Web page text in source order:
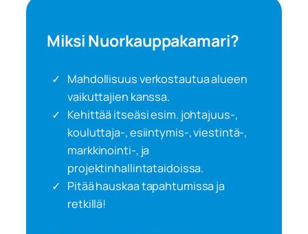
Miksi Nuorkauppakamari?
Mahdollisuus verkostautua alueen
vaikuttajien kanssa.
Kehittää itseäsi esim. johtajuus-,
kouluttaja-, esiintymis-, viestintä-,
markkinointi-, ja
projektinhallintataidoissa.
Pitää hauskaa tapahtumissa ja
retkillä!